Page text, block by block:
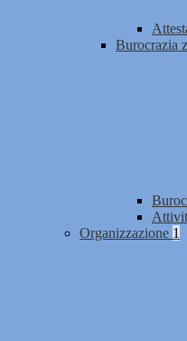
Burocrazia
Organizzazione 1